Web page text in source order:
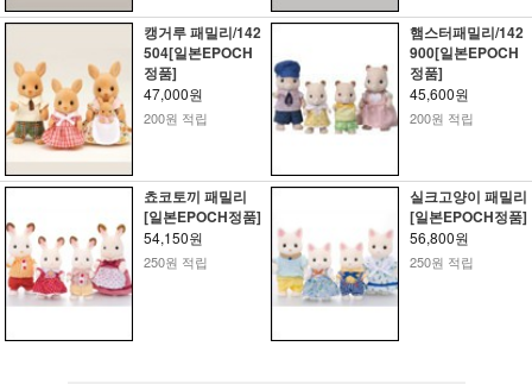
캥거루 패밀리/142
504[일본EPOCH
정품]
47,000원
200원 적립
햄스터패밀리/142
900[일본EPOCH
정품]
45,600원
200원 적립
쵸코토끼 패밀리
[일본EPOCH정품]
54,150원
250원 적립
실크고양이 패밀리
[일본EPOCH정품]
56,800원
250원 적립